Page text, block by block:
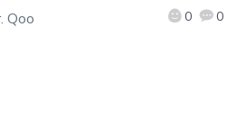
Qoo 0 0